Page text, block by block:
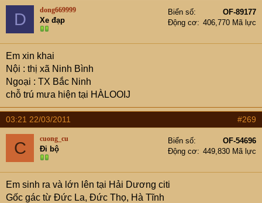
D dong669999
Xe đạp
Biển số
OF-89177
Động cơ
406,770 Mã lực
Em xin khai
Nội : thị xã Ninh Bình
Ngoại : TX Bắc Ninh
chỗ trú mưa hiện tại HÀLOOIJ
03:21 22/03/2011 #269
C cuong_cu
Đi bộ
Biển số
OF-54696
Động cơ
449,830 Mã lực
Em sinh ra và lớn lên tại Hải Dương citi
Gốc gác từ Đức La, Đức Thọ, Hà Tĩnh